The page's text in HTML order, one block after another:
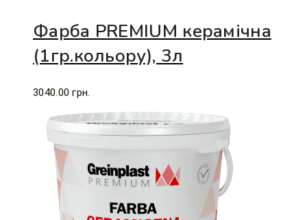
Фарба PREMIUM керамічна
(1гр.кольору), 3л
3040.00 грн.